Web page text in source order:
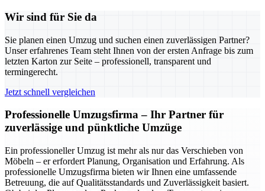
Wir sind für Sie da
Sie planen einen Umzug und suchen einen zuverlässigen Partner?
Unser erfahrenes Team steht Ihnen von der ersten Anfrage bis zum
letzten Karton zur Seite – professionell, transparent und
termingerecht.
Jetzt schnell vergleichen
Professionelle Umzugsfirma – Ihr Partner für
zuverlässige und pünktliche Umzüge
Ein professioneller Umzug ist mehr als nur das Verschieben von
Möbeln – er erfordert Planung, Organisation und Erfahrung. Als
professionelle Umzugsfirma bieten wir Ihnen eine umfassende
Betreuung, die auf Qualitätsstandards und Zuverlässigkeit basiert.